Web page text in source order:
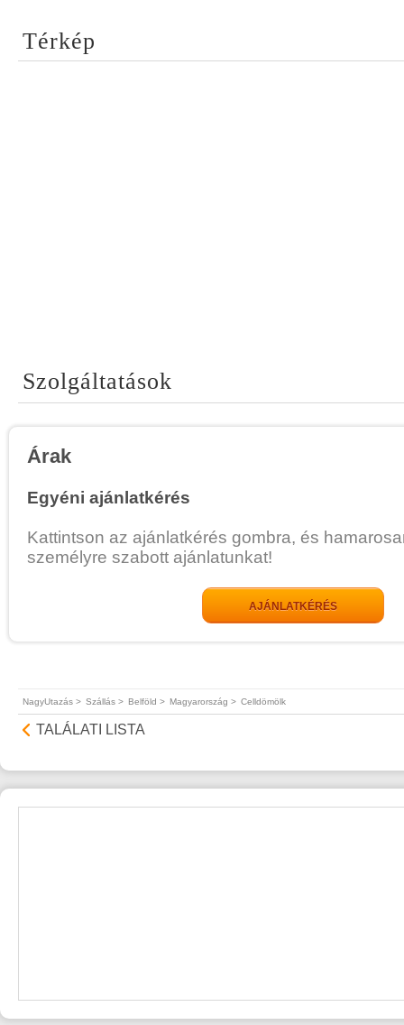
Térkép
Szolgáltatások
Árak
Egyéni ajánlatkérés
Kattintson az ajánlatkérés gombra, és
személyre szabott ajánlatunkat!
AJÁNLATKÉRÉS
NagyUtazás > Szállás > Belföld > Magyarország > Celldömölk
TALÁLATI LISTA